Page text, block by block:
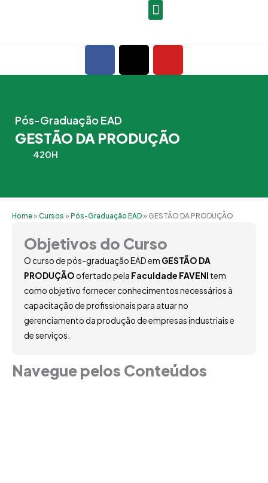
F
c
o
o
X
t
t
Y
u
e
Pós-Graduação EAD
GESTÃO DA PRODUÇÃO
420H
Home»Cursos »Pós-Graduação EAD» GESTÃO DA PRODUÇÃO
Objetivos do Curso
O curso de pós-graduação EAD em GESTÃO DA
PRODUÇÃO ofertado pela Faculdade FAVENI tem
como objetivo fornecer conhecimentos necessários à
capacitação de profissionais para atuar no
gerenciamento da produção de empresas industriais e
de serviços.
Navegue pelos Conteúdos